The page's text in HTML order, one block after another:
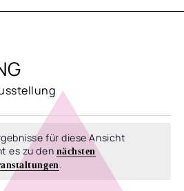
für diese Ansicht
es zu den nächsten
.